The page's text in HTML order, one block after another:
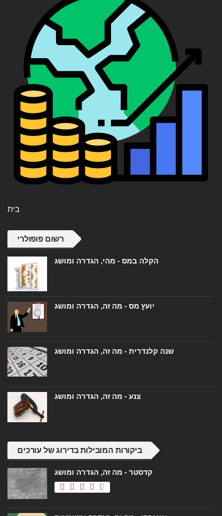
בית
רשום פופולרי
הקלה במס - מהי, הגדרה ומושג
יועץ מס - מה זה, הגדרה ומושג
שנה קלנדרית - מה זה, הגדרה ומושג
צנע - מה זה, הגדרה ומושג
ביקורות המובילות בדירוג של עורכים
קדסטר - מה זה, הגדרה ומושג